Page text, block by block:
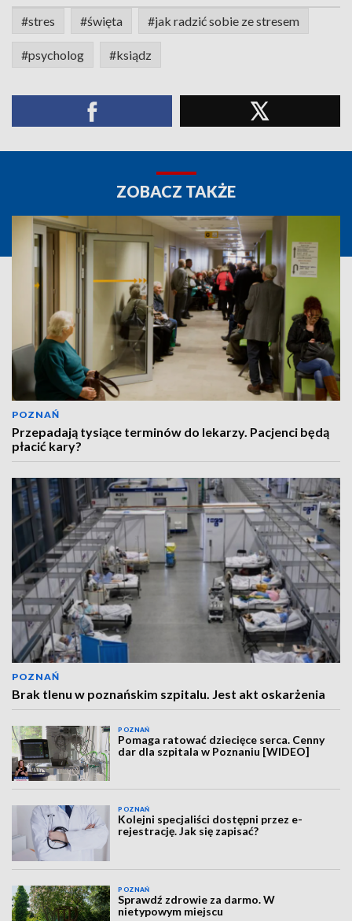
#stres #święta #jak radzić sobie ze stresem
#psycholog #ksiądz
ZOBACZ TAKŻE
POZNAŃ
Przepadają tysiące terminów do lekarzy. Pacjenci będą
płacić kary?
POZNAŃ
Brak tlenu w poznańskim szpitalu. Jest akt oskarżenia
POZNAŃ
Pomaga ratować dziecięce serca. Cenny
dar dla szpitala w Poznaniu [WIDEO]
POZNAŃ
Kolejni specjaliści dostępni przez e-
rejestrację. Jak się zapisać?
POZNAŃ
Sprawdź zdrowie za darmo. W
nietypowym miejscu